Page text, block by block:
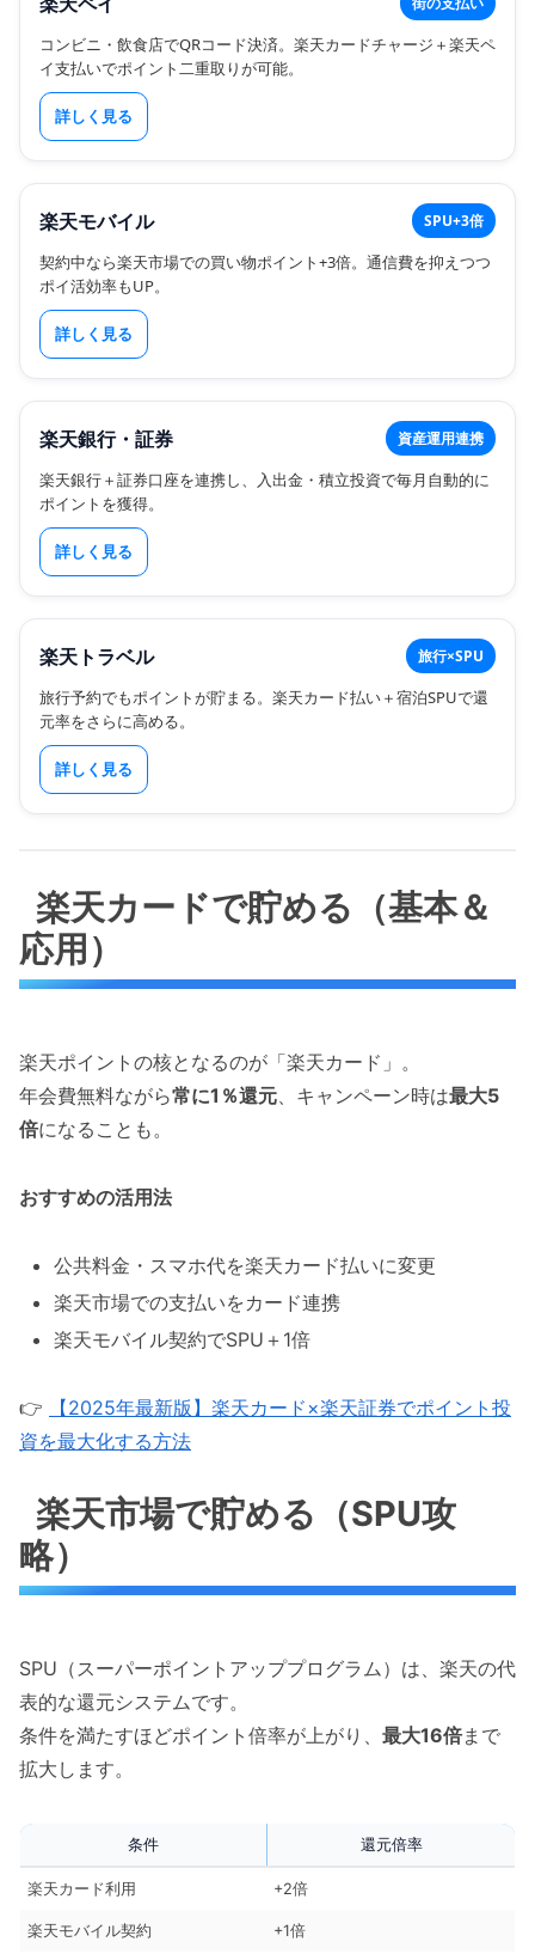
コンビニ・飲食店でQRコード決済。楽天カードチャージ＋楽天ペ
イ支払いでポイント二重取りが可能。
詳しく見る
楽天モバイル SPU+3倍
契約中なら楽天市場での買い物ポイント+3倍。通信費を抑えつつ
ポイ活効率もUP。
詳しく見る
楽天銀行・証券 資産運用連携
楽天銀行＋証券口座を連携し、入出金・積立投資で毎月自動的に
ポイントを獲得。
詳しく見る
楽天トラベル 旅行×SPU
旅行予約でもポイントが貯まる。楽天カード払い＋宿泊SPUで還
元率をさらに高める。
詳しく見る
楽天カードで貯める（基本＆
応用）
楽天ポイントの核となるのが「楽天カード」。
年会費無料ながら常に1％還元、キャンペーン時は最大5
倍になることも。
おすすめの活用法
公共料金・スマホ代を楽天カード払いに変更
楽天市場での支払いをカード連携
楽天モバイル契約でSPU＋1倍
👉
【2025年最新版】楽天カード×楽天証券でポイント投
資を最大化する方法
楽天市場で貯める（SPU攻
略）
SPU（スーパーポイントアッププログラム）は、楽天の代
表的な還元システムです。
条件を満たすほどポイント倍率が上がり、 最大16倍まで
拡大します。
条件 還元倍率
楽天カード利用 +2倍
楽天モバイル契約 +1倍